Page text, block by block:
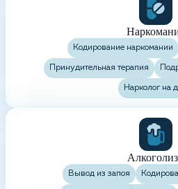
Кодирование наркомании
Принудительная терапия
Нарколог на
Вывод из запоя